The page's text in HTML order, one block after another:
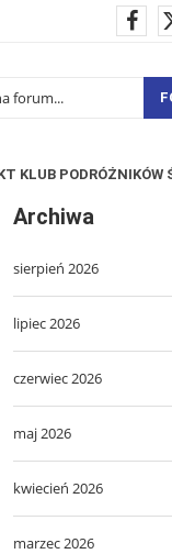
KLUB PODRÓŻNIKÓW
Archiwa
sierpień 2026
lipiec 2026
czerwiec 2026
maj 2026
kwiecień 2026
marzec 2026